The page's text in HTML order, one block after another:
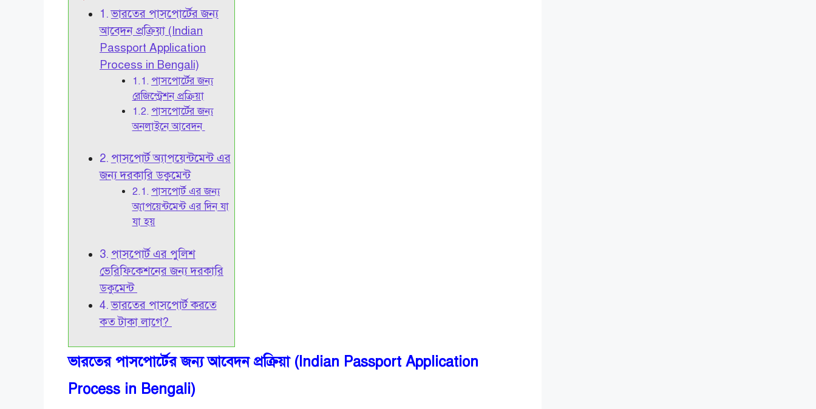
ভারতের পাসপোর্টের জন্য
আবেদন প্রক্রিয়া (Indian
Passport Application
Process in Bengali)
পাসপোর্টের জন্য
রেজিস্ট্রেশন প্রক্রিয়া
পাসপোর্টের জন্য
অনলাইনে আবেদন
পাসপোর্ট অ্যাপয়েন্টমেন্ট এর
জন্য দরকারি ডকুমেন্ট
পাসপোর্ট এর জন্য
অ্যাপয়েন্টমেন্ট এর দিন যা
যা হয়
পাসপোর্ট এর পুলিশ
ভেরিফিকেশনের জন্য দরকারি
ডকুমেন্ট
ভারতের পাসপোর্ট করতে
কত টাকা লাগে?
ভারতের পাসপোর্টের জন্য আবেদন প্রক্রিয়া (Indian Passport Application
Process in Bengali)